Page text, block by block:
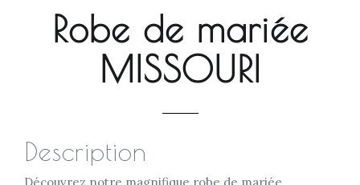
Robe de mariée
MISSOURI
Description